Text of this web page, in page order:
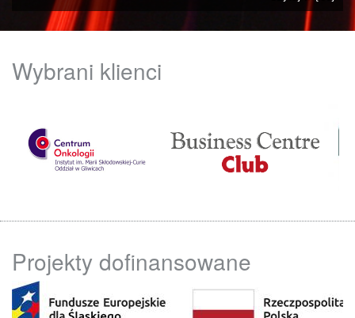
Wybrani klienci
Projekty dofinansowane